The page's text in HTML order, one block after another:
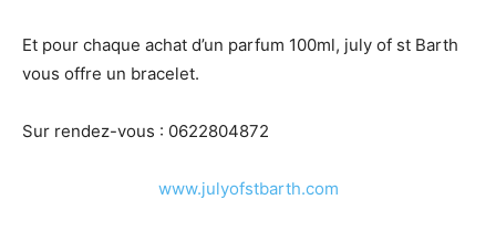
Et pour chaque achat d’un parfum 100ml, july of st Barth
vous offre un bracelet.
Sur rendez-vous : 0622804872
www.julyofstbarth.com